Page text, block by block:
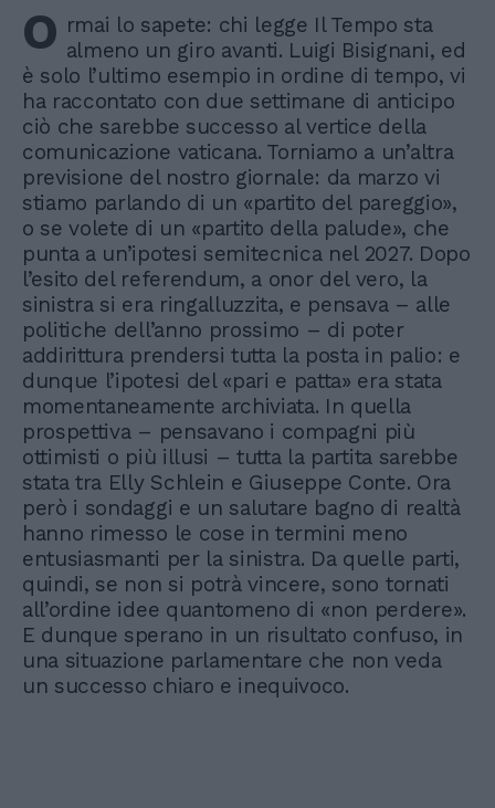
O rmai lo sapete: chi legge Il Tempo sta
almeno un giro avanti. Luigi Bisignani, ed
è solo l’ultimo esempio in ordine di tempo, vi
ha raccontato con due settimane di anticipo
ciò che sarebbe successo al vertice della
comunicazione vaticana. Torniamo a un’altra
previsione del nostro giornale: da marzo vi
stiamo parlando di un «partito del pareggio»,
o se volete di un «partito della palude», che
punta a un’ipotesi semitecnica nel 2027. Dopo
l’esito del referendum, a onor del vero, la
sinistra si era ringalluzzita, e pensava – alle
politiche dell’anno prossimo – di poter
addirittura prendersi tutta la posta in palio: e
dunque l’ipotesi del «pari e patta» era stata
momentaneamente archiviata. In quella
prospettiva – pensavano i compagni più
ottimisti o più illusi – tutta la partita sarebbe
stata tra Elly Schlein e Giuseppe Conte. Ora
però i sondaggi e un salutare bagno di realtà
hanno rimesso le cose in termini meno
entusiasmanti per la sinistra. Da quelle parti,
quindi, se non si potrà vincere, sono tornati
all’ordine idee quantomeno di «non perdere».
E dunque sperano in un risultato confuso, in
una situazione parlamentare che non veda
un successo chiaro e inequivoco.